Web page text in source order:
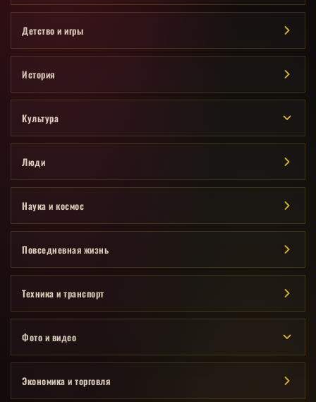
Детство и игры
История
Культура
Люди
Наука и космос
Повседневная жизнь
Техника и транспорт
Фото и видео
Экономика и торговля